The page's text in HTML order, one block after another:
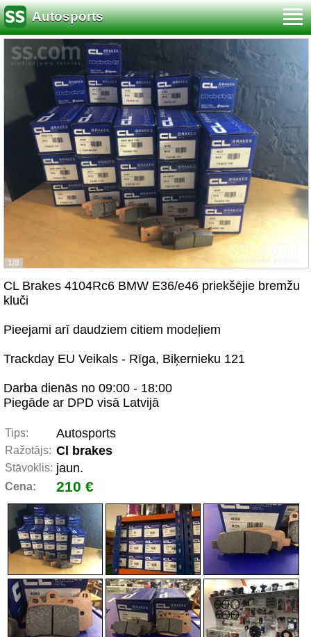
Autosports
1/8
CL Brakes 4104Rc6 BMW E36/e46 priekšējie bremžu
kluči
Pieejami arī daudziem citiem modeļiem
Trackday EU Veikals - Rīga, Biķernieku 121
Darba dienās no 09:00 - 18:00
Piegāde ar DPD visā Latvijā
Tips: Autosports
Ražotājs: Cl brakes
Stāvoklis: jaun.
Cena: 210 €